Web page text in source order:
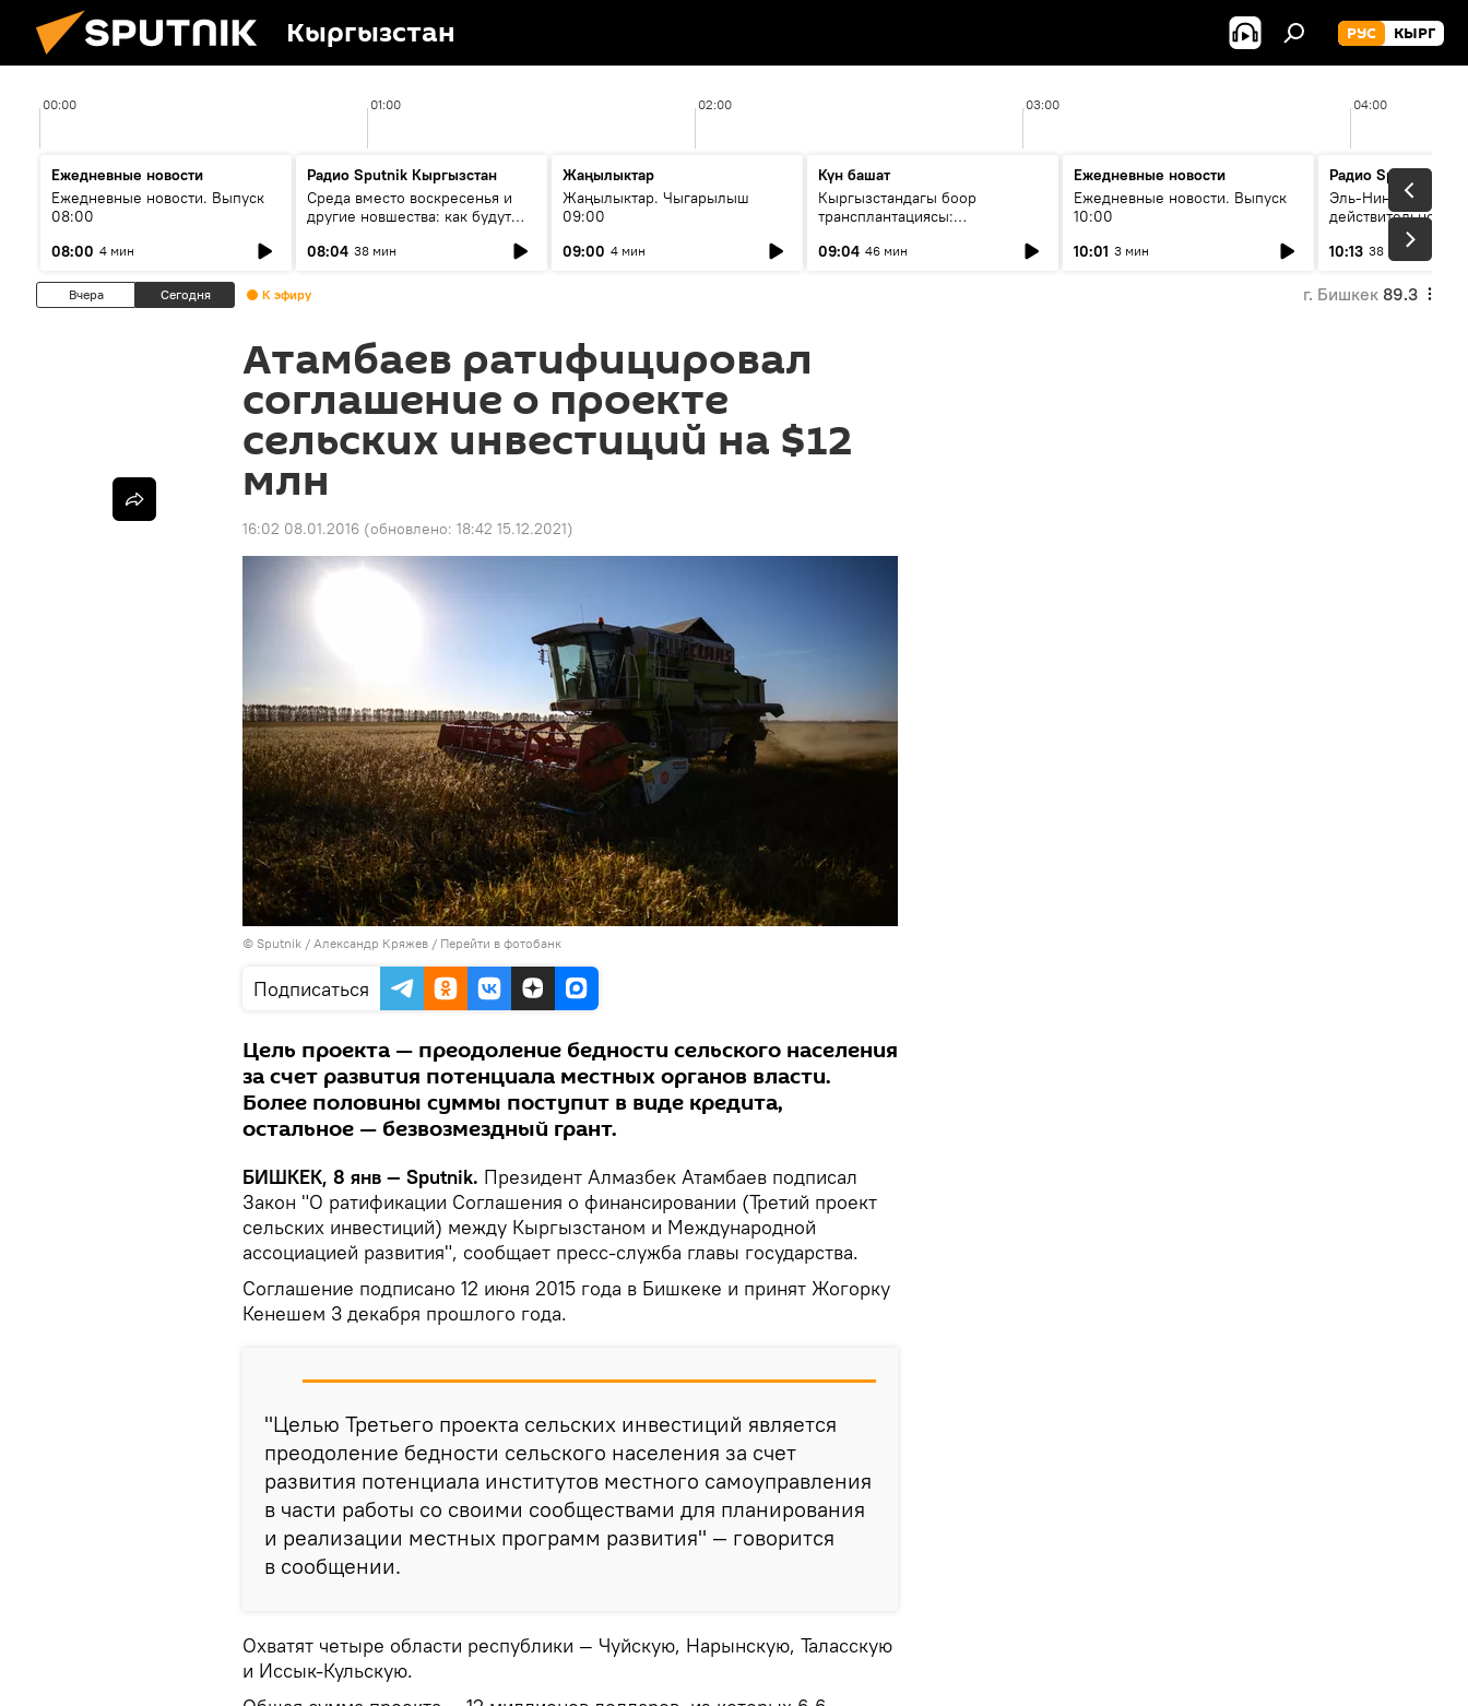
Кыргызстан РУС КЫРГ
00:00 01:00 02:00 03:00 04:00
Ежедневные новости
Ежедневные новости. Выпуск
08:00
08:00 4 мин
Радио Sputnik Кыргызстан
Среда вместо воскресенья и
другие новшества: как будут
08:04 38 мин
Жаңылыктар
Жаңылыктар. Чыгарылыш
09:00
09:00 4 мин
Күн башат
Кыргызстандагы боор
трансплантациясы:
келечеги
09:04 46 мин
Ежедневные новости
Ежедневные новости. Выпуск
10:00
10:01 3 мин
Радио Sputnik
Эль-Ниньо, жара и
действительно
погоду в
10:13 38 мин
Вчера Сегодня К эфиру г. Бишкек 89.3
Атамбаев ратифицировал
соглашение о проекте
сельских инвестиций на $12
млн
16:02 08.01.2016 (обновлено: 18:42 15.12.2021)
© Sputnik / Александр Кряжев / Перейти в фотобанк
Подписаться
Цель проекта — преодоление бедности сельского населения
за счет развития потенциала местных органов власти.
Более половины суммы поступит в виде кредита,
остальное — безвозмездный грант.
БИШКЕК, 8 янв — Sputnik. Президент Алмазбек Атамбаев подписал
Закон "О ратификации Соглашения о финансировании (Третий проект
сельских инвестиций) между Кыргызстаном и Международной
ассоциацией развития", сообщает пресс-служба главы государства.
Соглашение подписано 12 июня 2015 года в Бишкеке и принят Жогорку
Кенешем 3 декабря прошлого года.
"Целью Третьего проекта сельских инвестиций является
преодоление бедности сельского населения за счет
развития потенциала институтов местного самоуправления
в части работы со своими сообществами для планирования
и реализации местных программ развития" — говорится
в сообщении.
Охватят четыре области республики — Чуйскую, Нарынскую, Таласскую
и Иссык-Кульскую.